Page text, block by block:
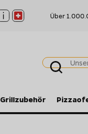
Über
Grillzubehör